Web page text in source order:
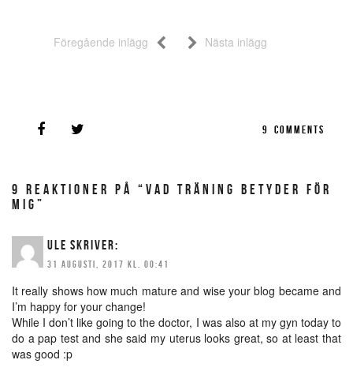
Föregående inlägg Nästa inlägg
9 COMMENTS
9 REAKTIONER PÅ “VAD TRÄNING BETYDER FÖR
MIG”
ULE SKRIVER:
31 AUGUSTI, 2017 KL. 00:41
It really shows how much mature and wise your blog became and
I’m happy for your change!
While I don’t like going to the doctor, I was also at my gyn today to
do a pap test and she said my uterus looks great, so at least that
was good :p